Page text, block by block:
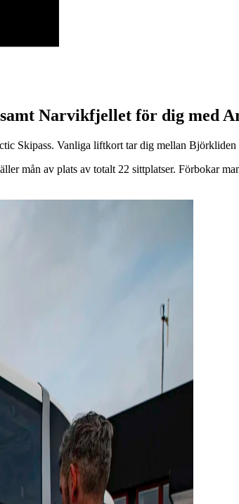
Narvikfjellet för dig med
Skipass. Vanliga liftkort tar dig mellan Björkliden
mån av plats av totalt 22 sittplatser. Förbokar